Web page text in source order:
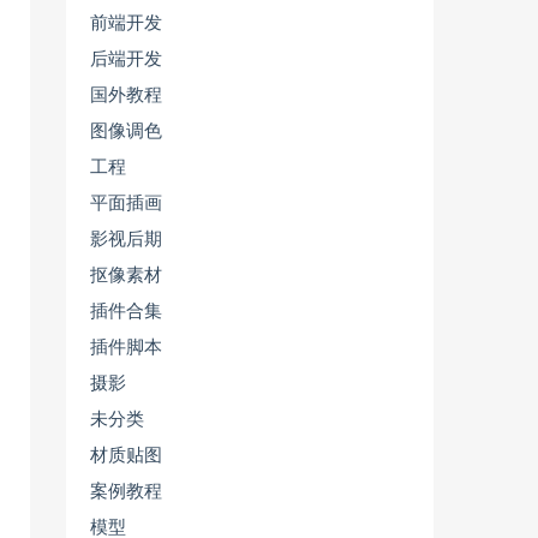
前端开发
后端开发
国外教程
图像调色
工程
平面插画
影视后期
抠像素材
插件合集
插件脚本
摄影
未分类
材质贴图
案例教程
模型